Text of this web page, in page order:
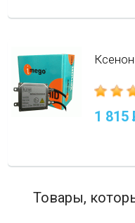
1 815
Товары,